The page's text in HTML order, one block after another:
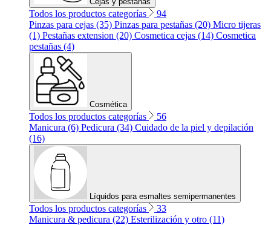
Todos los productos categorías
94
Pinzas para cejas (35) Pinzas para pestañas (20) Micro tijeras
(1) Pestañas extension (20) Cosmetica cejas (14) Cosmetica
pestañas (4)
Cosmética
Todos los productos categorías
56
Manicura (6) Pedicura (34) Cuidado de la piel y depilación
(16)
Líquidos para esmaltes semipermanentes
Todos los productos categorías
33
Manicura & pedicura (22) Esterilización y otro (11)